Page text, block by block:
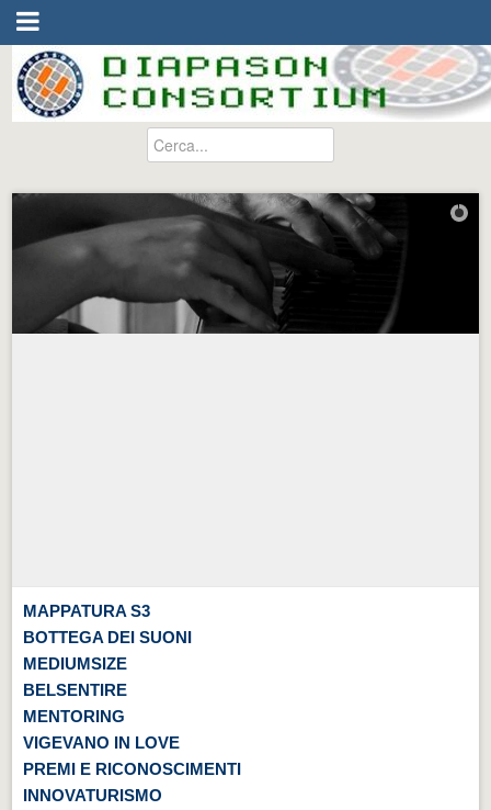
MAPPATURA S3
BOTTEGA DEI SUONI
MEDIUMSIZE
BELSENTIRE
MENTORING
VIGEVANO IN LOVE
PREMI E RICONOSCIMENTI
INNOVATURISMO